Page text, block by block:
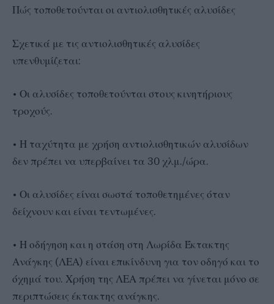
Πώς τοποθετούνται οι αντιολισθητικές αλυσίδες
Σχετικά με τις αντιολισθητικές αλυσίδες
υπενθυμίζεται:
• Οι αλυσίδες τοποθετούνται στους κινητήριους
τροχούς.
• Η ταχύτητα με χρήση αντιολισθητικών αλυσίδων
δεν πρέπει να υπερβαίνει τα 30 χλμ./ώρα.
• Οι αλυσίδες είναι σωστά τοποθετημένες όταν
δείχνουν και είναι τεντωμένες.
• Η οδήγηση και η στάση στη Λωρίδα Έκτακτης
Ανάγκης (ΛΕΑ) είναι επικίνδυνη για τον οδηγό και το
όχημά του. Χρήση της ΛΕΑ πρέπει να γίνεται μόνο σε
περιπτώσεις έκτακτης ανάγκης.